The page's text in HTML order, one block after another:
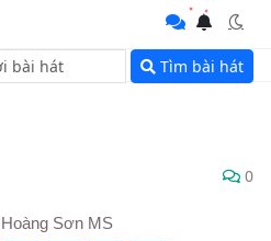
Tìm bài hát
0
Sơn MS